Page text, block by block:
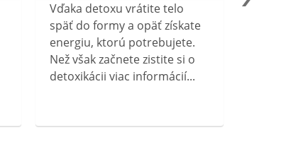
Vďaka detoxu vrátite telo
späť do formy a opäť získate
energiu, ktorú potrebujete.
Než však začnete zistite si o
detoxikácii viac informácií...